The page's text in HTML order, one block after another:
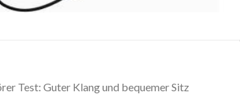
Test: Guter Klang und bequemer Sitz